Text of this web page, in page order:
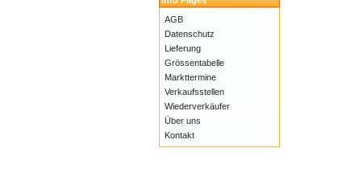
AGB
Datenschutz
Lieferung
Grössentabelle
Markttermine
Verkaufsstellen
Wiederverkäufer
Über uns
Kontakt